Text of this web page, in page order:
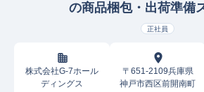
の商品梱包・出荷準備
正社員
株式会社G-7ホール
ディングス
〒651-2109兵庫県
神戸市西区前開南町